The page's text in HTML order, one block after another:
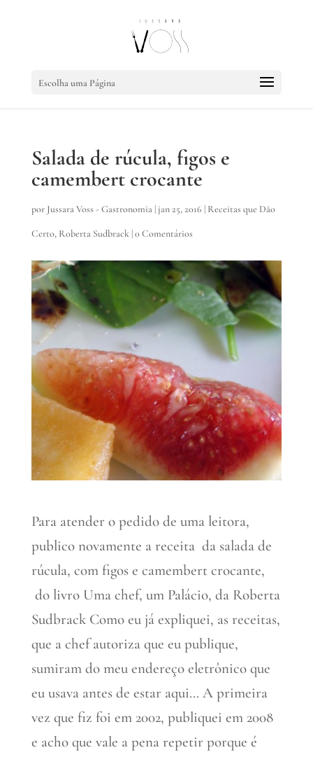
Escolha uma Página
Salada de rúcula, figos e
camembert crocante
por Jussara Voss - Gastronomia|jan 25, 2016 | Receitas que Dão
Certo, Roberta Sudbrack|0 Comentários
Para atender o pedido de uma leitora,
publico novamente a receita da salada de
rúcula, com figos e camembert crocante,
do livro Uma chef, um Palácio, da Roberta
Sudbrack Como eu já expliquei, as receitas,
que a chef autoriza que eu publique,
sumiram do meu endereço eletrônico que
eu usava antes de estar aqui… A primeira
vez que fiz foi em 2002, publiquei em 2008
e acho que vale a pena repetir porque é